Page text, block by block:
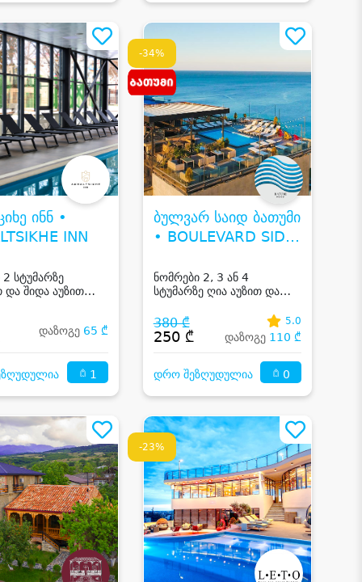
ინნ •
INN
სტუმარზე
და შიდა აუზით
დაზოგე 65 ₾
1
-34%
ბულვარ საიდ ბათუმი
• BOULEVARD SIDE
ნომრები 2, 3 ან 4
სტუმარზე ღია აუზით და
ბათუმში
380 ₾
250 ₾
5.0
დაზოგე 110 ₾
დრო შეზღუდულია 0
-23%